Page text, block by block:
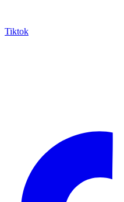
Tiktok